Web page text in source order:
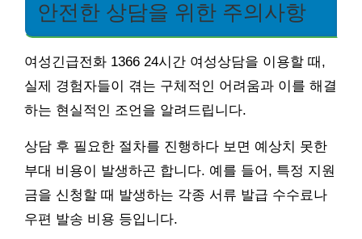
안전한 상담을 위한 주의사항
여성긴급전화 1366 24시간 여성상담을 이용할 때,
실제 경험자들이 겪는 구체적인 어려움과 이를 해결
하는 현실적인 조언을 알려드립니다.
상담 후 필요한 절차를 진행하다 보면 예상치 못한
부대 비용이 발생하곤 합니다. 예를 들어, 특정 지원
금을 신청할 때 발생하는 각종 서류 발급 수수료나
우편 발송 비용 등입니다.